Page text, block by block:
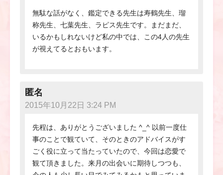
無駄な話がなく、鑑定できる先生は寿鶴先生、瑠
称先生、七葉先生、ラピス先生です。まだまだ、
いるかもしれないけど私の中では、この4人の先生
が視えてるとおもいます。
匿名
2015年10月22日 3:24 PM
先程は、ありがとうございました ^_^ 以前一度仕
事のことで観ていて、そのときのアドバイスがす
ごく役に立って当たっていたので、今回は恋愛で
観て頂きました。来月の出会いに期待しつつも、